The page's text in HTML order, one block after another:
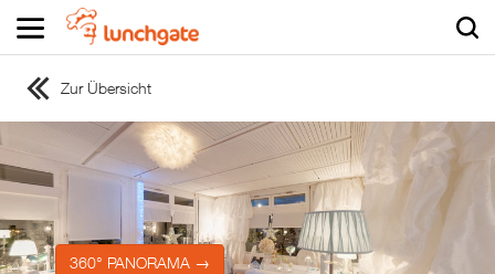
ZUR STARTSEITE
ZUR RESTAURANTSUCHE
Asiatisch
Italienisch
Französisch
Zur Übersicht
360° PANORAMA →